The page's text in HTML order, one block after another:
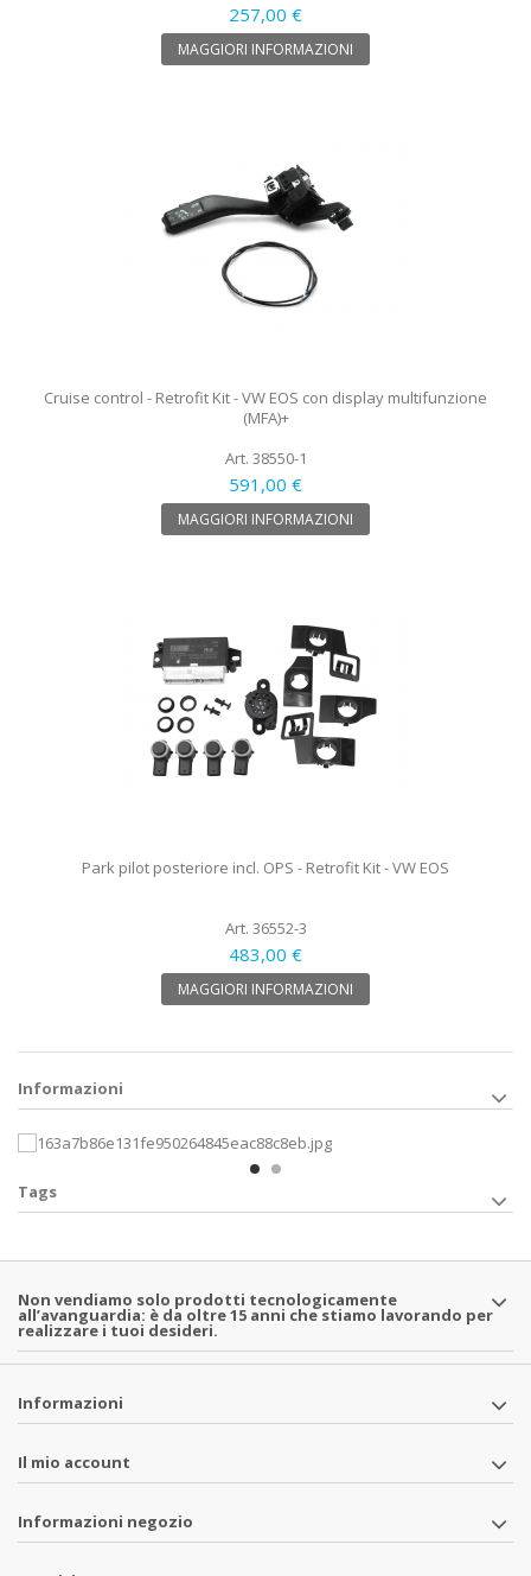
257,00 €
MAGGIORI INFORMAZIONI
Cruise control - Retrofit Kit - VW EOS con display multifunzione
(MFA)+
Art. 38550-1
591,00 €
MAGGIORI INFORMAZIONI
Park pilot posteriore incl. OPS - Retrofit Kit - VW EOS
Art. 36552-3
483,00 €
MAGGIORI INFORMAZIONI
Informazioni
Tags
Non vendiamo solo prodotti tecnologicamente
all’avanguardia: è da oltre 15 anni che stiamo lavorando per
realizzare i tuoi desideri.
Informazioni
Il mio account
Informazioni negozio